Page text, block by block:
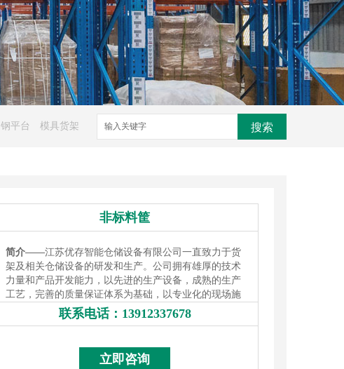
搜索
钢平台 模具货架
非标料筐
简介——江苏优存智能仓储设备有限公司一直致力于货
架及相关仓储设备的研发和生产。公司拥有雄厚的技术
力量和产品开发能力，以先进的生产设备，成熟的生产
工艺，完善的质量保证体系为基础，以专业化的现场施
工及优秀的售后服务团队为保障，使产品畅销国内外，
收到各界人士和用户的好评。
联系电话： 13912337678
13912337678
立即咨询